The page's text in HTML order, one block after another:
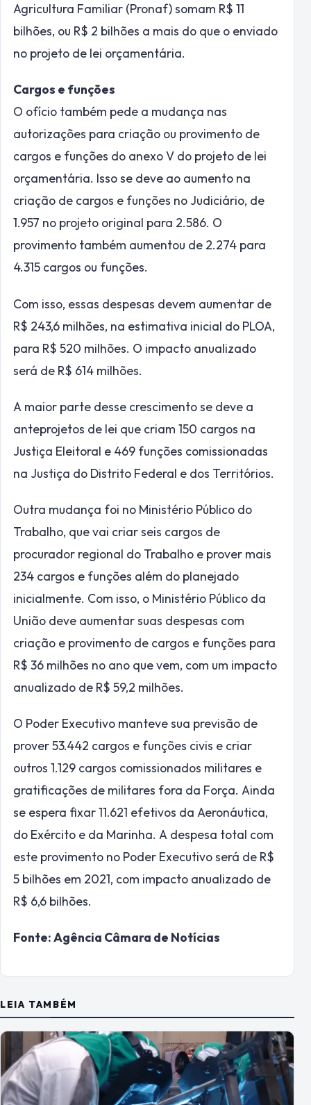
Agricultura Familiar (Pronaf) somam R$ 11
bilhões, ou R$ 2 bilhões a mais do que o enviado
no projeto de lei orçamentária.
Cargos e funções
O ofício também pede a mudança nas
autorizações para criação ou provimento de
cargos e funções do anexo V do projeto de lei
orçamentária. Isso se deve ao aumento na
criação de cargos e funções no Judiciário, de
1.957 no projeto original para 2.586. O
provimento também aumentou de 2.274 para
4.315 cargos ou funções.
Com isso, essas despesas devem aumentar de
R$ 243,6 milhões, na estimativa inicial do PLOA,
para R$ 520 milhões. O impacto anualizado
será de R$ 614 milhões.
A maior parte desse crescimento se deve a
anteprojetos de lei que criam 150 cargos na
Justiça Eleitoral e 469 funções comissionadas
na Justiça do Distrito Federal e dos Territórios.
Outra mudança foi no Ministério Público do
Trabalho, que vai criar seis cargos de
procurador regional do Trabalho e prover mais
234 cargos e funções além do planejado
inicialmente. Com isso, o Ministério Público da
União deve aumentar suas despesas com
criação e provimento de cargos e funções para
R$ 36 milhões no ano que vem, com um impacto
anualizado de R$ 59,2 milhões.
O Poder Executivo manteve sua previsão de
prover 53.442 cargos e funções civis e criar
outros 1.129 cargos comissionados militares e
gratificações de militares fora da Força. Ainda
se espera fixar 11.621 efetivos da Aeronáutica,
do Exército e da Marinha. A despesa total com
este provimento no Poder Executivo será de R$
5 bilhões em 2021, com impacto anualizado de
R$ 6,6 bilhões.
Fonte: Agência Câmara de Notícias
LEIA TAMBÉM